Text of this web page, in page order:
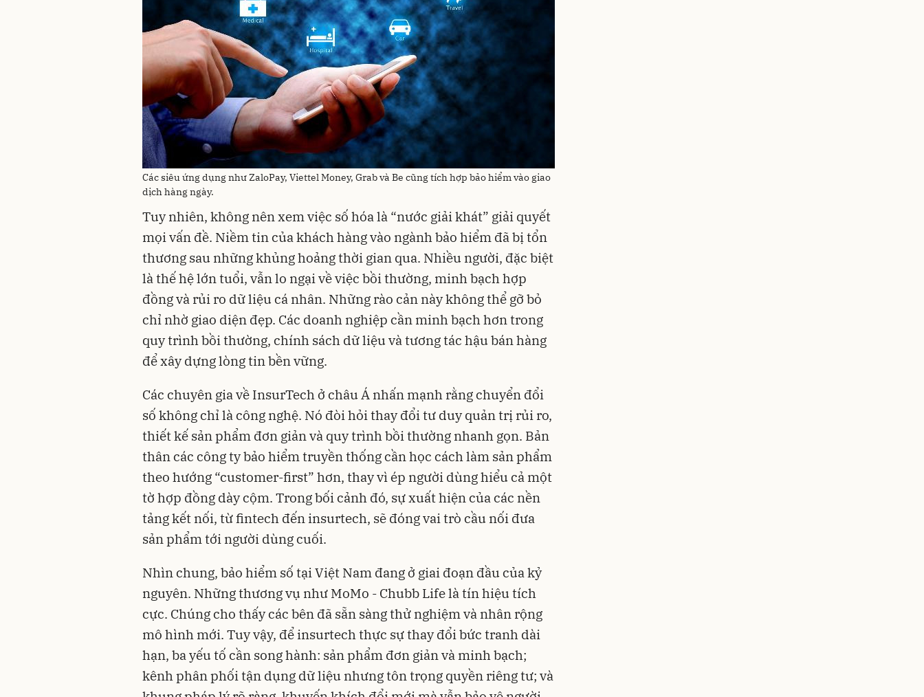
Các siêu ứng dụng như ZaloPay, Viettel Money, Grab và Be cũng tích hợp bảo hiểm vào giao
dịch hàng ngày.
Tuy nhiên, không nên xem việc số hóa là “nước giải khát” giải quyết
mọi vấn đề. Niềm tin của khách hàng vào ngành bảo hiểm đã bị tổn
thương sau những khủng hoảng thời gian qua. Nhiều người, đặc biệt
là thế hệ lớn tuổi, vẫn lo ngại về việc bồi thường, minh bạch hợp
đồng và rủi ro dữ liệu cá nhân. Những rào cản này không thể gỡ bỏ
chỉ nhờ giao diện đẹp. Các doanh nghiệp cần minh bạch hơn trong
quy trình bồi thường, chính sách dữ liệu và tương tác hậu bán hàng
để xây dựng lòng tin bền vững.
Các chuyên gia về InsurTech ở châu Á nhấn mạnh rằng chuyển đổi
số không chỉ là công nghệ. Nó đòi hỏi thay đổi tư duy quản trị rủi ro,
thiết kế sản phẩm đơn giản và quy trình bồi thường nhanh gọn. Bản
thân các công ty bảo hiểm truyền thống cần học cách làm sản phẩm
theo hướng “customer-first” hơn, thay vì ép người dùng hiểu cả một
tờ hợp đồng dày cộm. Trong bối cảnh đó, sự xuất hiện của các nền
tảng kết nối, từ fintech đến insurtech, sẽ đóng vai trò cầu nối đưa
sản phẩm tới người dùng cuối.
Nhìn chung, bảo hiểm số tại Việt Nam đang ở giai đoạn đầu của kỷ
nguyên. Những thương vụ như MoMo - Chubb Life là tín hiệu tích
cực. Chúng cho thấy các bên đã sẵn sàng thử nghiệm và nhân rộng
mô hình mới. Tuy vậy, để insurtech thực sự thay đổi bức tranh dài
hạn, ba yếu tố cần song hành: sản phẩm đơn giản và minh bạch;
kênh phân phối tận dụng dữ liệu nhưng tôn trọng quyền riêng tư; và